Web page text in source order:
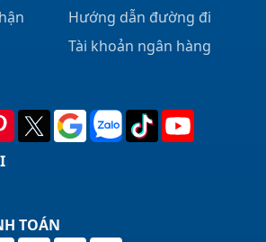
Hướng dẫn đường đi
Tài khoản ngân hàng
TOÁN